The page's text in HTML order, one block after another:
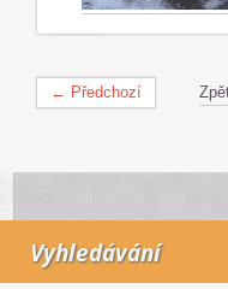
← Předchozí
Vyhledávání